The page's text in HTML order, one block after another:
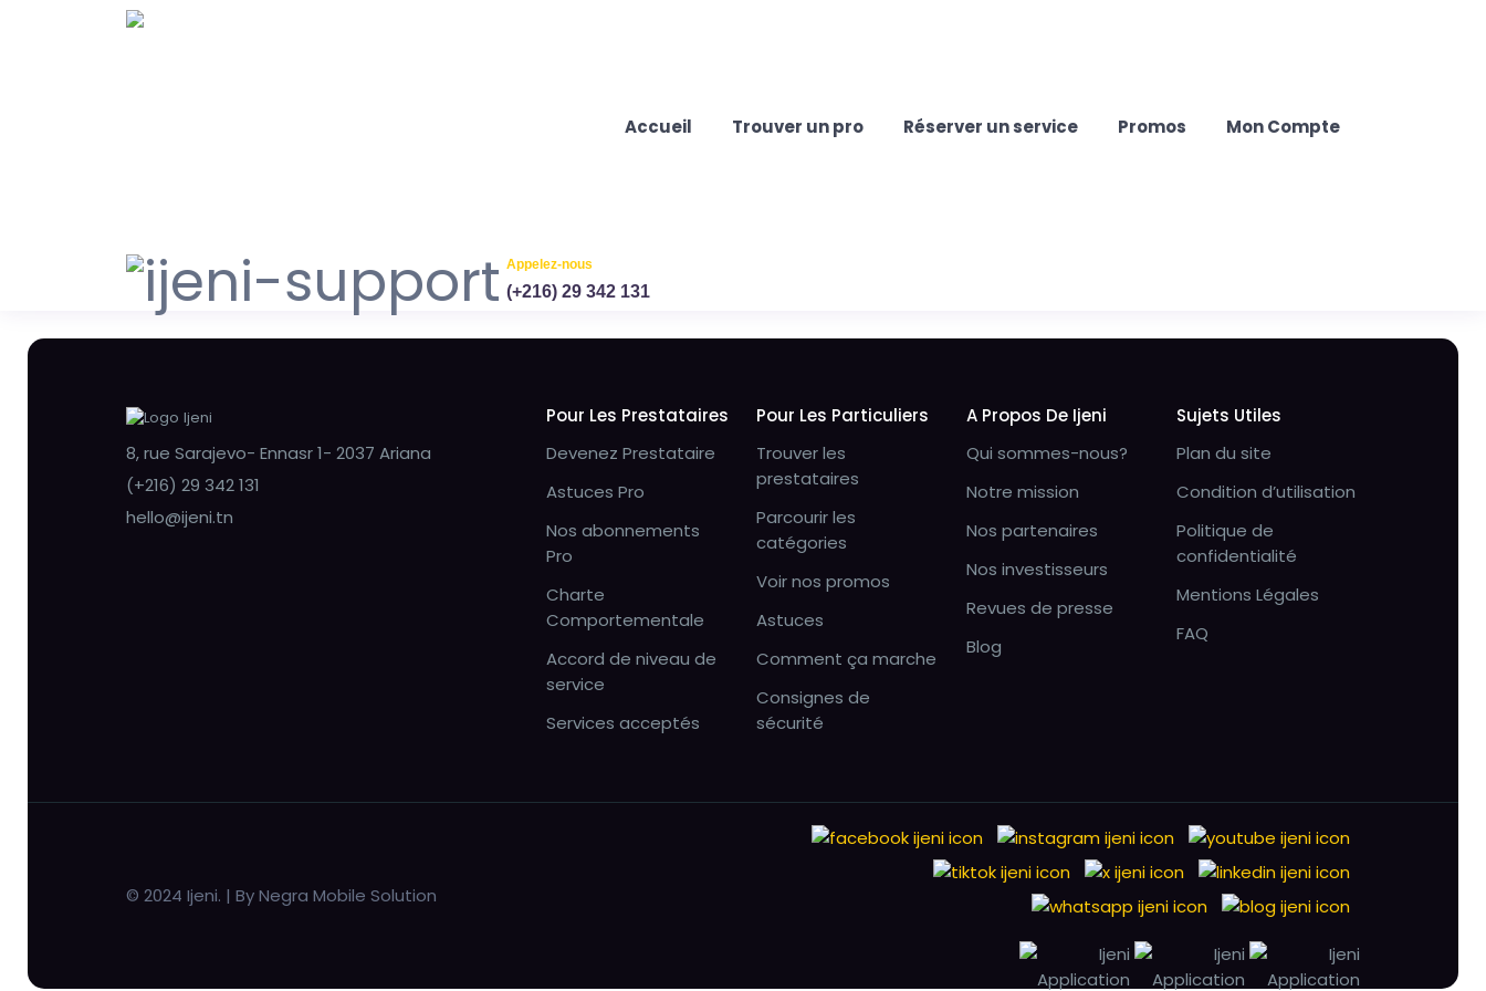
Accueil Trouver un pro Réserver un service Promos Mon Compte
Appelez-nous
(+216) 29 342 131
8, rue Sarajevo- Ennasr 1- 2037 Ariana
(+216) 29 342 131
hello@ijeni.tn
Pour Les Prestataires
Devenez Prestataire
Astuces Pro
Nos abonnements
Pro
Charte
Comportementale
Accord de niveau de
service
Services acceptés
Pour Les Particuliers
Trouver les
prestataires
Parcourir les
catégories
Voir nos promos
Astuces
Comment ça marche
Consignes de
sécurité
A Propos De Ijeni
Qui sommes-nous?
Notre mission
Nos partenaires
Nos investisseurs
Revues de presse
Blog
Sujets Utiles
Plan du site
Condition d’utilisation
Politique de
confidentialité
Mentions Légales
FAQ
© 2024 Ijeni. | By Negra Mobile Solution